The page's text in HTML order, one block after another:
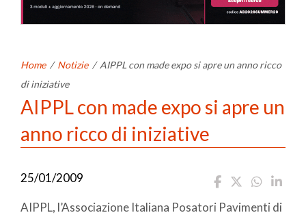
Home / Notizie / AIPPL con made expo si apre un anno ricco
di iniziative
AIPPL con made expo si apre un
anno ricco di iniziative
25/01/2009
AIPPL, l’Associazione Italiana Posatori Pavimenti di